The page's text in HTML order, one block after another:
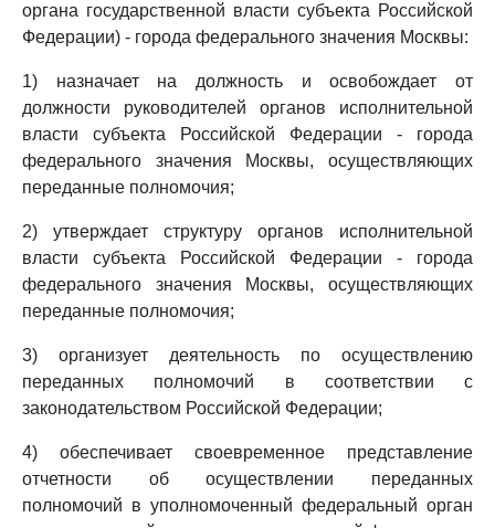
органа государственной власти субъекта Российской
Федерации) - города федерального значения Москвы:
1) назначает на должность и освобождает от
должности руководителей органов исполнительной
власти субъекта Российской Федерации - города
федерального значения Москвы, осуществляющих
переданные полномочия;
2) утверждает структуру органов исполнительной
власти субъекта Российской Федерации - города
федерального значения Москвы, осуществляющих
переданные полномочия;
3) организует деятельность по осуществлению
переданных полномочий в соответствии с
законодательством Российской Федерации;
4) обеспечивает своевременное представление
отчетности об осуществлении переданных
полномочий в уполномоченный федеральный орган